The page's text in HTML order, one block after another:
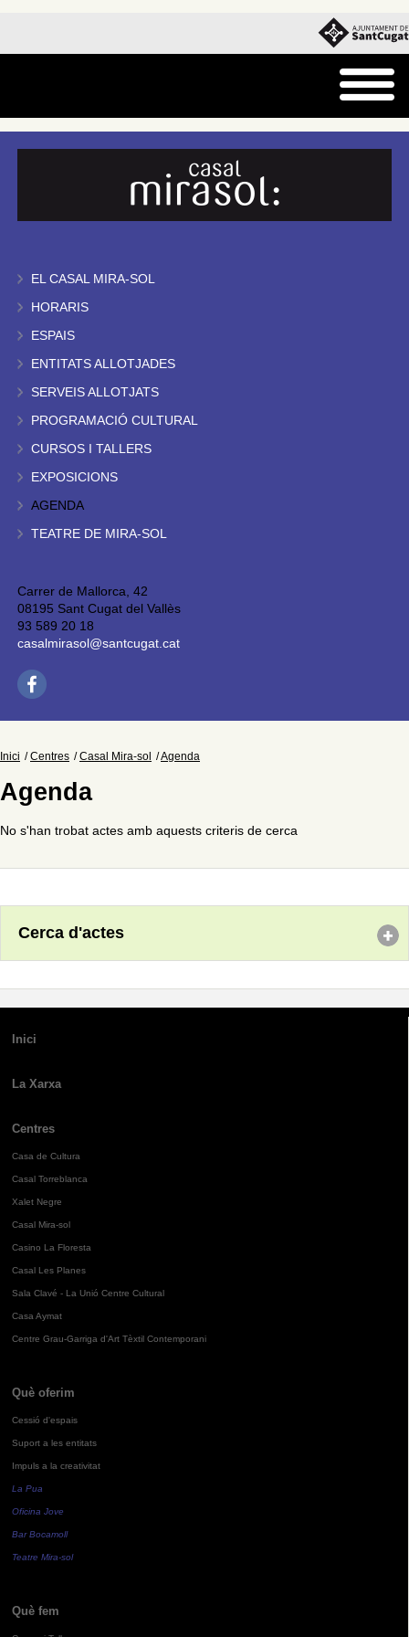
EL CASAL MIRA-SOL
HORARIS
ESPAIS
ENTITATS ALLOTJADES
SERVEIS ALLOTJATS
PROGRAMACIÓ CULTURAL
CURSOS I TALLERS
EXPOSICIONS
AGENDA
TEATRE DE MIRA-SOL
Carrer de Mallorca, 42
08195 Sant Cugat del Vallès
93 589 20 18
casalmirasol@santcugat.cat
Inici Centres Casal Mira-sol Agenda
Agenda
No s'han trobat actes amb aquests criteris de cerca
Cerca d'actes
Inici
La Xarxa
Centres
Casa de Cultura
Casal Torreblanca
Xalet Negre
Casal Mira-sol
Casino La Floresta
Casal Les Planes
Sala Clavé - La Unió Centre Cultural
Casa Aymat
Centre Grau-Garriga d'Art Tèxtil Contemporani
Què oferim
Cessió d'espais
Suport a les entitats
Impuls a la creativitat
La Pua
Oficina Jove
Bar Bocamoll
Teatre Mira-sol
Què fem